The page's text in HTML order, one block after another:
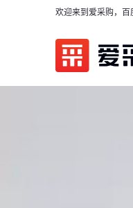
欢迎来到爱采购，百